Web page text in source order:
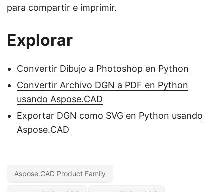
para compartir e imprimir.
Explorar
Convertir Dibujo a Photoshop en Python
Convertir Archivo DGN a PDF en Python
usando Aspose.CAD
Exportar DGN como SVG en Python usando
Aspose.CAD
Aspose.CAD Product Family